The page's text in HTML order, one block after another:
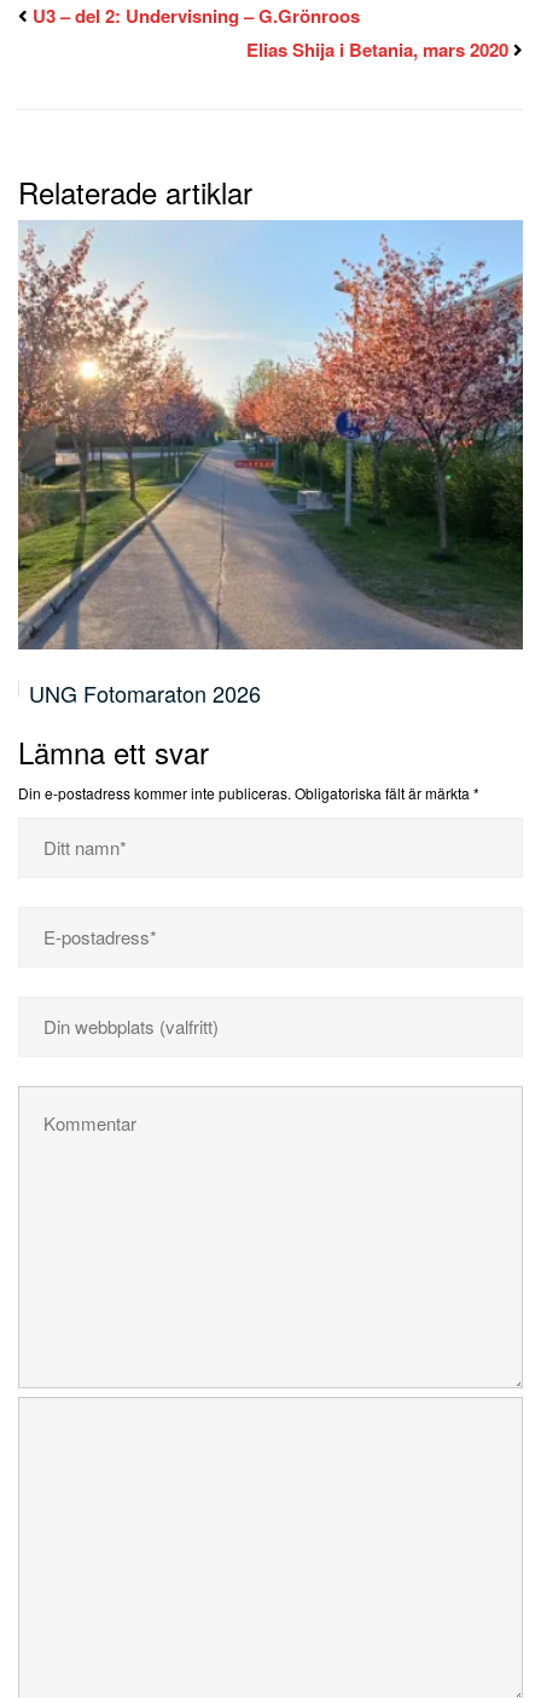
U3 – del 2: Undervisning – G.Grönroos
Elias Shija i Betania, mars 2020
Relaterade artiklar
Volontär & medarbetarsamling 19.5
Lämna ett svar
Din e-postadress kommer inte publiceras. Obligatoriska fält är märkta *